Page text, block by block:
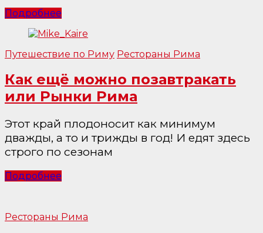
Подробнее
Путешествие по Риму Рестораны Рима
Как ещё можно позавтракать
или Рынки Рима
Этот край плодоносит как минимум
дважды, а то и трижды в год! И едят здесь
строго по сезонам
Подробнее
Рестораны Рима